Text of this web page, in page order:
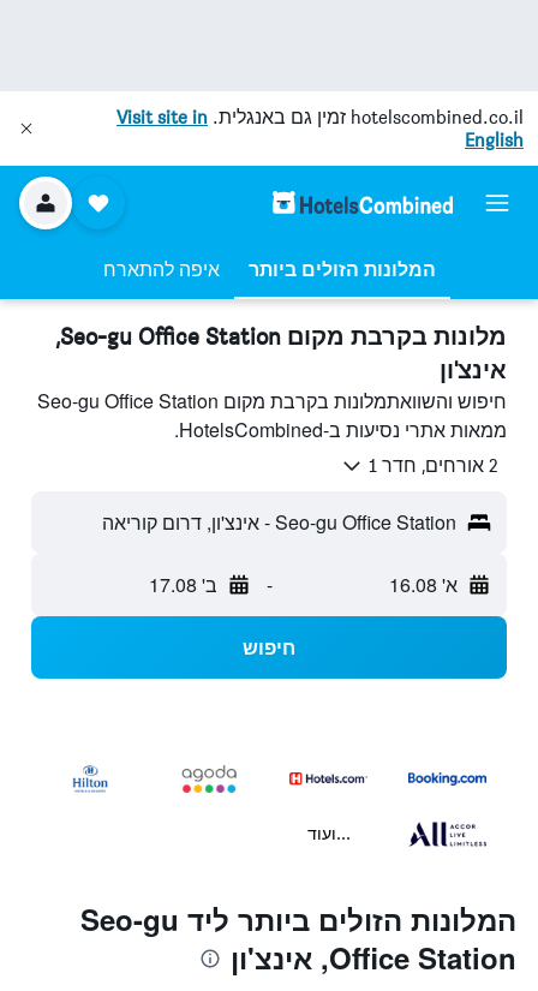
hotelscombined.co.il זמין גם באנגלית. Visit site in
English
המלונות הזולים ביותר איפה להתארח
מלונות בקרבת מקום Seo-gu Office Station,
אינצ'ון
חיפוש והשוואתמלונות בקרבת מקום Seo-gu Office Station
ממאות אתרי נסיעות ב-HotelsCombined.
2 אורחים, חדר 1
Seo-gu Office Station - אינצ'ון, דרום קוריאה
א' 16.08 - ב' 17.08
חיפוש
...ועוד
המלונות הזולים ביותר ליד Seo-gu
Office Station, אינצ'ון